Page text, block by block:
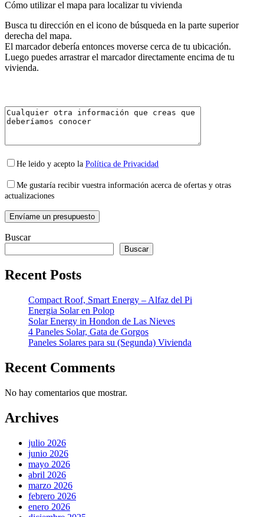
Cómo utilizar el mapa para localizar tu vivienda
Busca tu dirección en el icono de búsqueda en la parte superior
derecha del mapa.
El marcador debería entonces moverse cerca de tu ubicación.
Luego puedes arrastrar el marcador directamente encima de tu
vivienda.
He leido y acepto la Política de Privacidad
Me gustaría recibir vuestra información acerca de ofertas y otras
actualizaciones
Buscar
Buscar
Recent Posts
Compact Roof, Smart Energy – Alfaz del Pi
Energia Solar en Polop
Solar Energy in Hondon de Las Nieves
4 Paneles Solar, Gata de Gorgos
Paneles Solares para su (Segunda) Vivienda
Recent Comments
No hay comentarios que mostrar.
Archives
julio 2026
junio 2026
mayo 2026
abril 2026
marzo 2026
febrero 2026
enero 2026